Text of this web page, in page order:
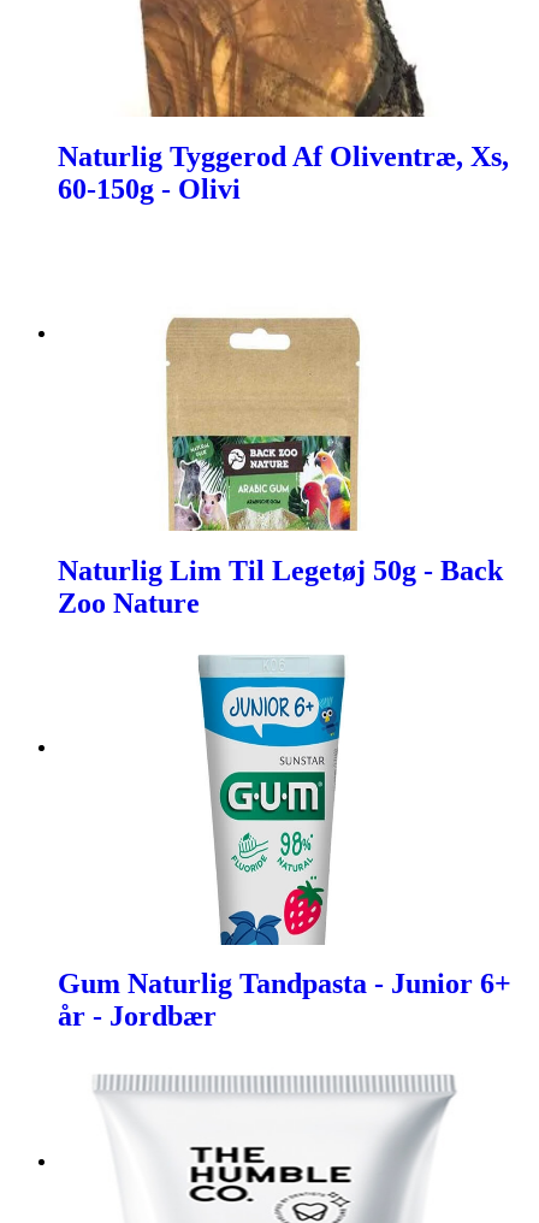
Naturlig Tyggerod Af Oliventræ, Xs,
60-150g - Olivi
Naturlig Lim Til Legetøj 50g - Back
Zoo Nature
Gum Naturlig Tandpasta - Junior 6+
år - Jordbær